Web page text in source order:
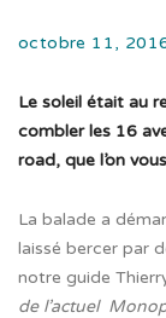
octobre 11,
Le soleil était au
combler les 16
road, que l’on
La balade a
laissé bercer par
notre guide
de l’actuel